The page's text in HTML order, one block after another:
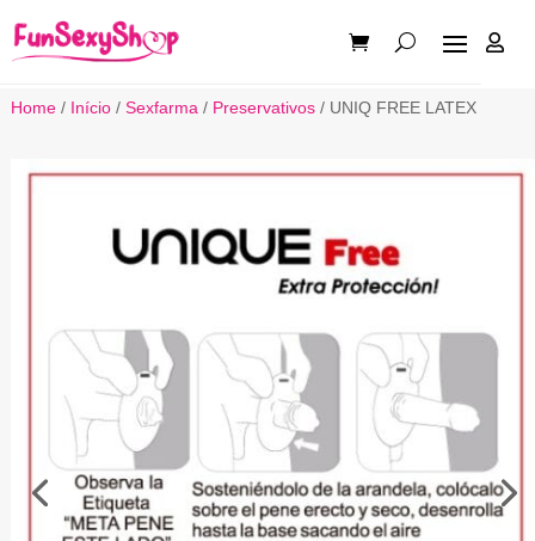

Home/ Início/ Sexfarma / Preservativos/ UNIQ FREE LATEX